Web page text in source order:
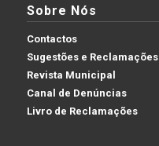
Sobre Nós
Contactos
Sugestões e Reclamações
Revista Municipal
Canal de Denúncias
Livro de Reclamações